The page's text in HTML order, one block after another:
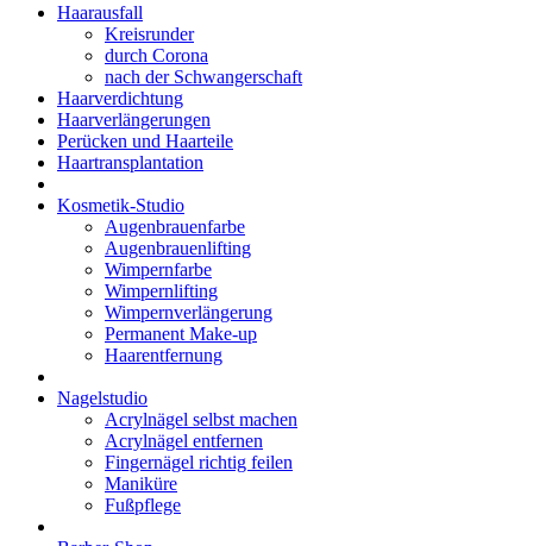
Haarausfall
Kreisrunder
durch Corona
nach der Schwangerschaft
Haarverdichtung
Haarverlängerungen
Perücken und Haarteile
Haartransplantation
Kosmetik-Studio
Augenbrauenfarbe
Augenbrauenlifting
Wimpernfarbe
Wimpernlifting
Wimpernverlängerung
Permanent Make-up
Haarentfernung
Nagelstudio
Acrylnägel selbst machen
Acrylnägel entfernen
Fingernägel richtig feilen
Maniküre
Fußpflege